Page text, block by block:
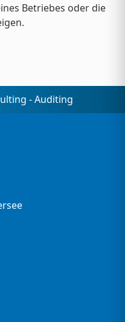
Betriebes oder die
- Auditing